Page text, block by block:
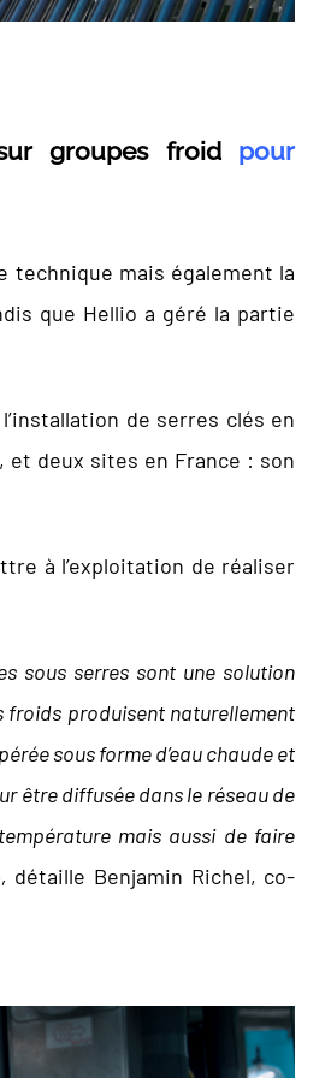
groupes froid pour
technique mais également la
que Hellio a géré la partie
de serres clés en
et deux sites en France : son
à l’exploitation de réaliser
sous serres sont une solution
froids produisent naturellement
sous forme d’eau chaude et
être diffusée dans le réseau de
mais aussi de faire
détaille Benjamin Richel, co-